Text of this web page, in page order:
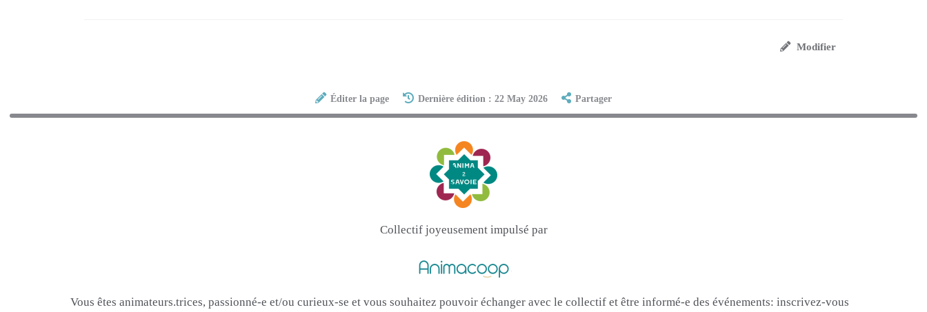
Modifier
Éditer la page Dernière édition : 22 May 2026 Partager
Collectif joyeusement impulsé par
Vous êtes animateurs.trices, passionné-e et/ou curieux-se et vous souhaitez pouvoir échanger avec le collectif et être informé-e des événements: inscrivez-vous